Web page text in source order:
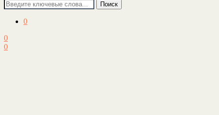
Поиск
0
0
0